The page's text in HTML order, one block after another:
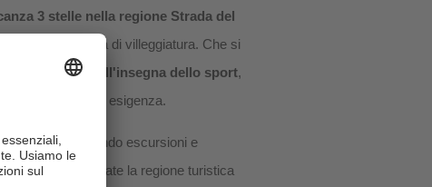
3 stelle nella regione Strada del
di questa zona di villeggiatura. Che si
rilassante o all'insegna dello sport,
soddisfano ogni esigenza.
bike, facendo escursioni e
Caldaro. Esplorate la regione turistica